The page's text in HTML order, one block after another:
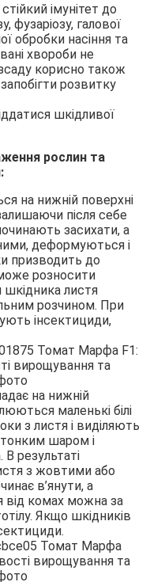
імунітет до
фузаріозу, галової
обробки насіння та
хвороби не
корисно також
розвитку
шкідливої
рослин та
на нижній поверхні
після себе
засихати, а
ними, деформуються і
призводить до
розносити
листя
розчином. При
інсектициди,
на нижній
маленькі білі
з листя і виділяють
шаром і
результаті
з жовтими або
в’янути, а
від комах можна за
Якщо шкідників